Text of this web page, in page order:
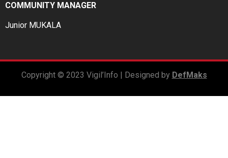
COMMUNITY MANAGER
Junior MUKALA
Copyright © 2023 Vigil’Info | Designed by DefMaks